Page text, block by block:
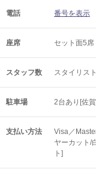
電話 番号を表示
座席 セット面5席
スタッフ数 スタイリス
駐車場 2台あり[佐
支払い方法
Visa／
ヤーカット/
ト]